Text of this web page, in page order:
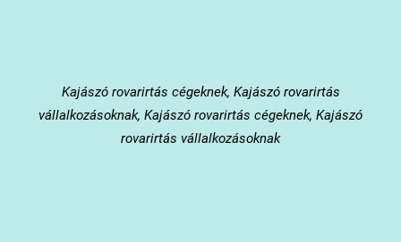
Kajászórovarirtás cégeknek, Kajászó rovarirtás
vállalkozásoknak, Kajászó rovarirtás cégeknek, Kajászó
rovarirtás vállalkozásoknak